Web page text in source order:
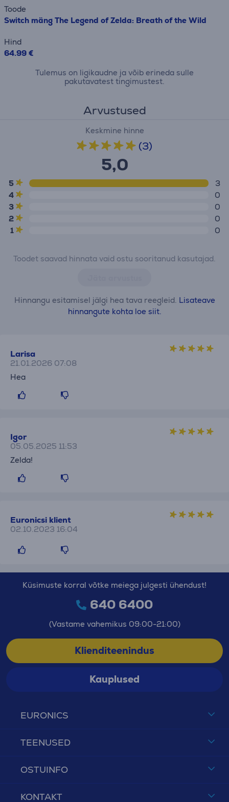
Toode
Switch mäng The Legend of Zelda: Breath of the Wild
Hind
64.99 €
Tulemus on ligikaudne ja võib erineda sulle
pakutavatest tingimustest.
Arvustused
Keskmine hinne
(3)
5,0
5
3
4
0
3
0
2
0
1
0
Toodet saavad hinnata vaid ostu sooritanud kasutajad.
Hinnangu esitamisel jälgi hea tava reegleid. Lisateave
hinnangute kohta loe siit.
Larisa
21.01.2026 07:08
Hea
Igor
05.05.2025 11:53
Zelda!
Euronicsi klient
02.10.2023 16:04
EURONICS
TEENUSED
OSTUINFO
KONTAKT
Küsimuste korral võtke meiega julgesti ühendust!
640 6400
(Vastame vahemikus 09:00-21:00)
Klienditeenindus
Kauplused